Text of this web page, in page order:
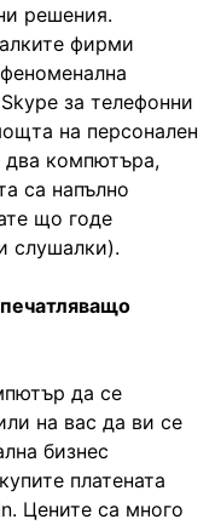
решения.
фирми
за телефонни
на персонален
компютъра,
са напълно
що годе
слушалки).
да се
на вас да ви се
бизнес
платената
Цените са много